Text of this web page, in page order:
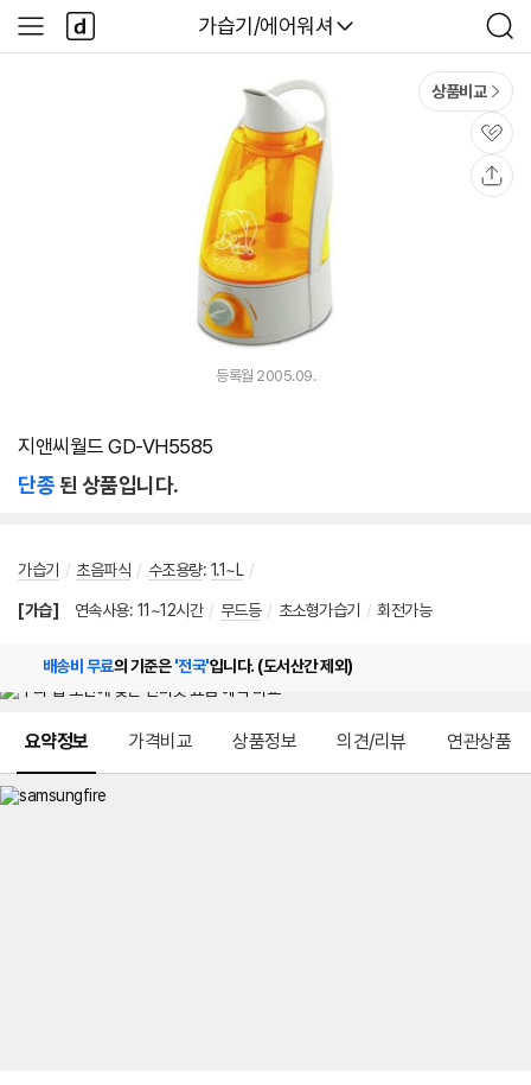
다나와
가습기/에어워셔
검
색
사
이
다
나
와
상품비교
관
심
등록월 2005.09.
지앤씨월드 GD-VH5585
단종된 상품입니다.
가습기 / 초음파식 / 수조용량: 1.1~L /
[가습] 연속사용: 11~12시간 / 무드등 / 초소형가습기 / 회전가능
배송비 무료의 기준은'전국'입니다. (도서산간 제외)
요약정보 가격비교 상품정보 의견/리뷰 연관상품